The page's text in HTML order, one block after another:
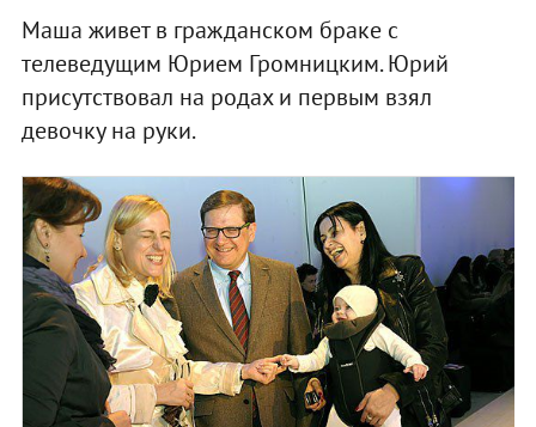
Маша живет в гражданском браке с
телеведущим Юрием Громницким. Юрий
присутствовал на родах и первым взял
девочку на руки.